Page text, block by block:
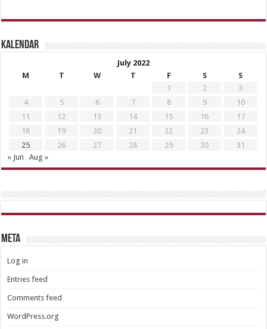
Kalendar
July 2022
M
T W T F S
S
1
2
3
4
5 6 7 8 9
10
11
12 13 14 15 16
17
18
19 20 21 22 23
24
25
26 27 28 29 30
31
« Jun
Aug »
META
Log in
Entries feed
Comments feed
WordPress.org